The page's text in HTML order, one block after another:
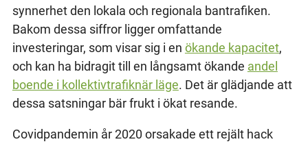
synnerhet den lokala och regionala bantrafiken.
Bakom dessa siffror ligger omfattande
investeringar, som visar sig i en ökande kapacitet,
och kan ha bidragit till en långsamt ökande andel
boende i kollektivtrafiknär läge. Det är glädjande att
dessa satsningar bär frukt i ökat resande.
Covidpandemin år 2020 orsakade ett rejält hack